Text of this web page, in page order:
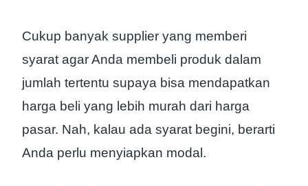
Cukup banyak supplier yang memberi
syarat agar Anda membeli produk dalam
jumlah tertentu supaya bisa mendapatkan
harga beli yang lebih murah dari harga
pasar. Nah, kalau ada syarat begini, berarti
Anda perlu menyiapkan modal.